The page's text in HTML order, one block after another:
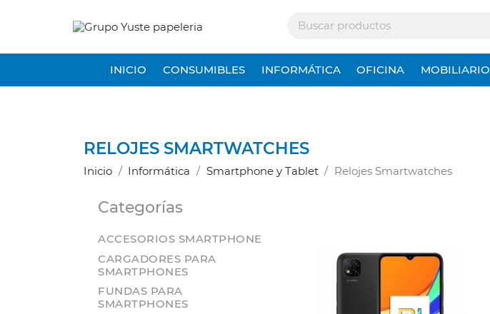
INICIO CONSUMIBLES INFORMÁTICA OFICINA MOBILIARIO
RELOJES SMARTWATCHES
Inicio Informática Smartphone y Tablet Relojes Smartwatches
Categorías
ACCESORIOS SMARTPHONE
CARGADORES PARA
SMARTPHONES
FUNDAS PARA
SMARTPHONES